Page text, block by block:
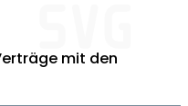
mit den